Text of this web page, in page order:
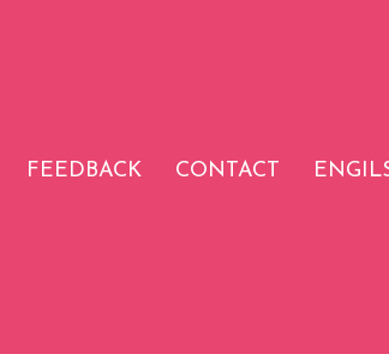
FEEDBACK CONTACT